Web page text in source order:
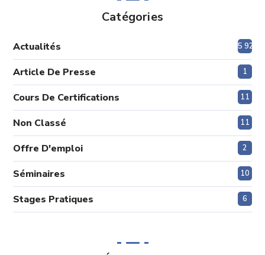
Catégories
Actualités 5 920
Article De Presse 1
Cours De Certifications 11
Non Classé 11
Offre D'emploi 2
Séminaires 10
Stages Pratiques 6